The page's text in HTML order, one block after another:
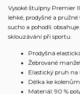
Vysoké štulpny Premier
lehké, prodyšné a
sucho a pohodlí.
sklouzávání při sportu.
Prodyšná
Žebrované
Elastický pruh
Délka ke kolenům
Materiál: 90 %